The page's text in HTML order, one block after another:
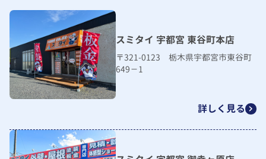
スミタイ 宇都宮 東谷町本店
〒321-0123 栃木県宇都宮市東谷町
649－1
詳しく見る